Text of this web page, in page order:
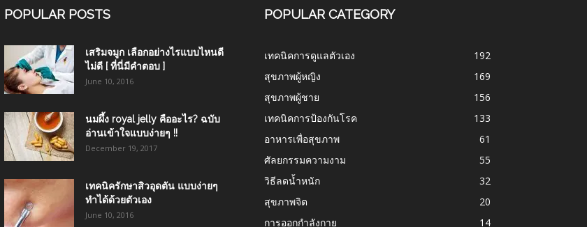
POPULAR POSTS
เสริมจมูก เลือกอย่างไรแบบไหนดี
ไม่ดี [ ที่นี่มีคำตอบ ]
June 10, 2016
นมผึ้ง royal jelly คืออะไร? ฉบับ
อ่านเข้าใจแบบง่ายๆ !!
December 19, 2017
เทคนิครักษาสิวอุดตัน แบบง่ายๆ
ทำได้ด้วยตัวเอง
June 10, 2016
POPULAR CATEGORY
เทคนิคการดูแลตัวเอง
192
สุขภาพผู้หญิง
169
สุขภาพผู้ชาย
156
เทคนิคการป้องกันโรค
133
อาหารเพื่อสุขภาพ
61
ศัลยกรรมความงาม
55
วิธีลดน้ำหนัก
32
สุขภาพจิต
20
การออกกำลังกาย
14